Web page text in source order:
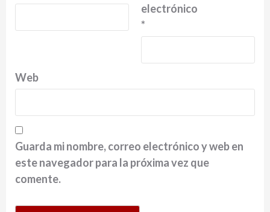
electrónico
*
Web
Guarda mi nombre, correo electrónico y web en
este navegador para la próxima vez que
comente.